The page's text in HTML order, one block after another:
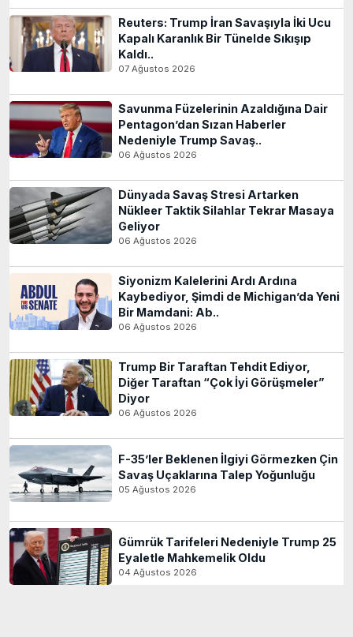
Reuters: Trump İran Savaşıyla İki Ucu
Kapalı Karanlık Bir Tünelde Sıkışıp
Kaldı..
07 Ağustos 2026
Savunma Füzelerinin Azaldığına Dair
Pentagon’dan Sızan Haberler
Nedeniyle Trump Savaş..
06 Ağustos 2026
Dünyada Savaş Stresi Artarken
Nükleer Taktik Silahlar Tekrar Masaya
Geliyor
06 Ağustos 2026
Siyonizm Kalelerini Ardı Ardına
Kaybediyor, Şimdi de Michigan’da Yeni
Bir Mamdani: Ab..
06 Ağustos 2026
Trump Bir Taraftan Tehdit Ediyor,
Diğer Taraftan “Çok İyi Görüşmeler”
Diyor
06 Ağustos 2026
F-35’ler Beklenen İlgiyi Görmezken Çin
Savaş Uçaklarına Talep Yoğunluğu
05 Ağustos 2026
Gümrük Tarifeleri Nedeniyle Trump 25
Eyaletle Mahkemelik Oldu
04 Ağustos 2026